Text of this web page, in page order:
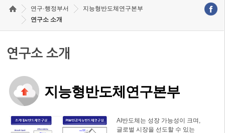
연구·행정부서
지능형반도체연구본부
연구소 소개
연구소 소개
지능형반도체연구본부
AI반도체는 성장 가능성이 크며,
글로벌 시장을 선도할 수 있는